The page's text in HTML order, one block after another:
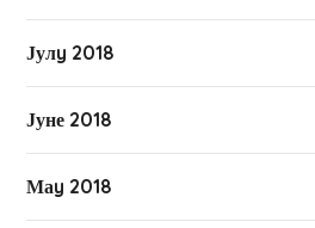
Јулy 2018
Јуне 2018
Маy 2018